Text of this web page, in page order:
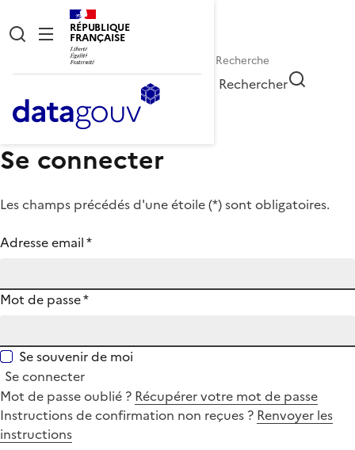
RÉPUBLIQUE
FRANÇAISE
Rechercher
Se connecter
Les champs précédés d'une étoile (*) sont obligatoires.
Adresse email*
Mot de passe*
Se souvenir de moi
Se connecter
Mot de passe oublié ? Récupérer votre mot de passe
Instructions de confirmation non reçues ? Renvoyer les
instructions